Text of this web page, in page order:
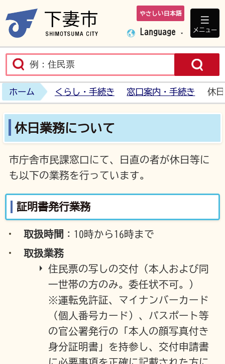
下妻市ホームペ
やさしい日本語
Language メニュー
ホーム くらし・手続き 窓口案内・手続き 休
休日業務について
市庁舎市民課窓口にて、日直の者が休日等に
も以下の業務を行っています。
証明書発行業務
取扱時間 ：10時から16時まで
取扱業務
住民票の写しの交付（本人および同
一世帯の方のみ。委任状不可。）
※運転免許証、マイナンバーカード
（個人番号カード）、パスポート等
の官公署発行の「本人の顔写真付き
身分証明書」を持参し、交付申請書